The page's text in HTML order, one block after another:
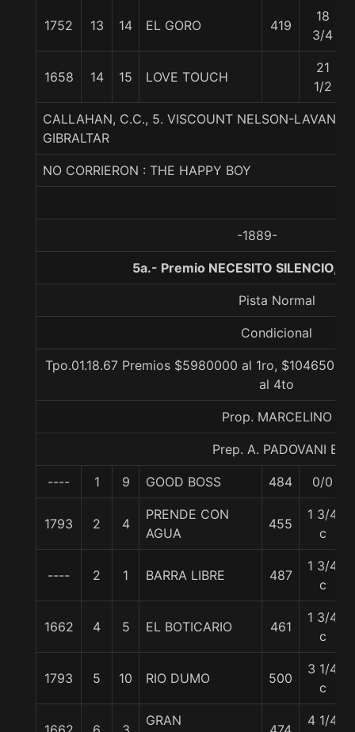
1752 13 14 EL GORO 419
18
3/4
1658 14 15 LOVE TOUCH
21
1/2
CALLAHAN, C.C., 5. VISCOUNT NELSON-
GIBRALTAR
NO CORRIERON : THE HAPPY BOY
-1889-
5a.- Premio NECESITO SILENCIO,
Pista Normal
Condicional
Tpo.01.18.67 Premios $5980000 al 1ro, $1046500
al 4to
Prop. MARCELINO
Prep. A. PADOVANI E.
---- 1 9 GOOD BOSS 484 0/0
1793 2 4
PRENDE CON
AGUA
455
1 3/4
c
---- 2 1 BARRA LIBRE 487
1 3/4
c
1662 4 5 EL BOTICARIO 461
1 3/4
c
1793 5 10 RIO DUMO 500
3 1/4
c
GRAN
4 1/4